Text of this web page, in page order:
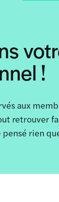
!
aux
retrouver
rien